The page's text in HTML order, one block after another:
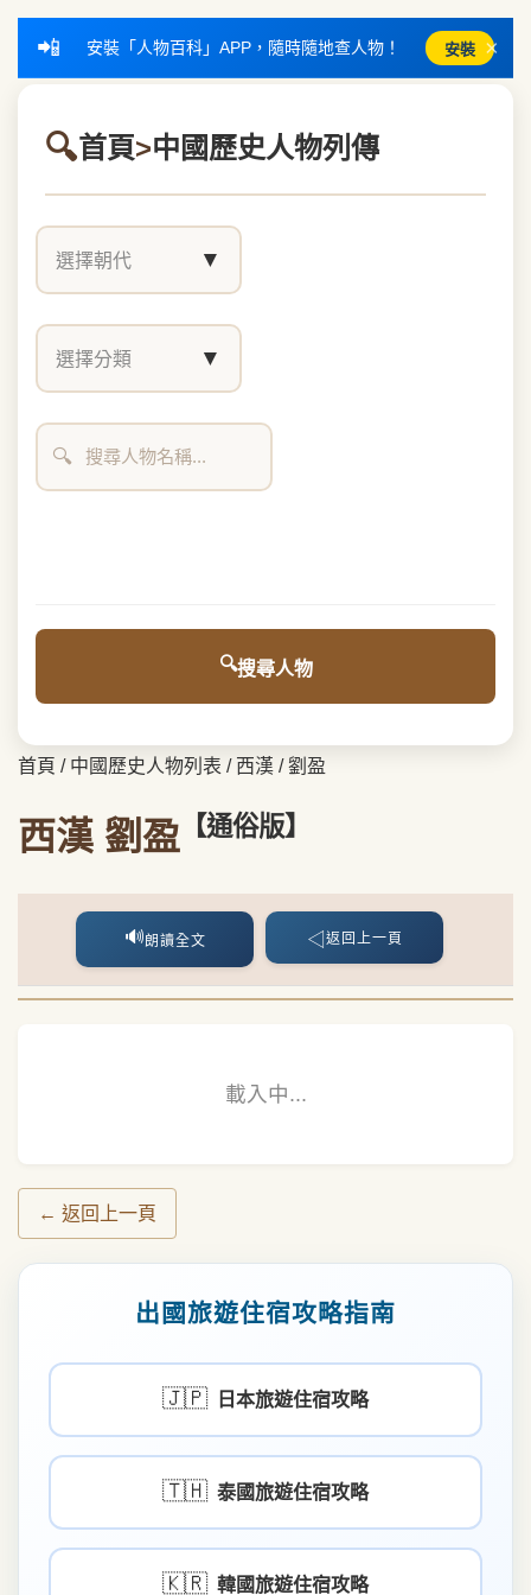
📲 安裝「人物百科」APP，隨時隨地查人物！ 安裝 ×
首頁>中國歷史人物列傳
選擇朝代 ▼
選擇分類 ▼
搜尋人物
首頁 / 中國歷史人物列表 / 西漢 / 劉盈
西漢 劉盈 【通俗版】
🔊朗讀全文 ◁ 返回上一頁
載入中...
← 返回上一頁
出國旅遊住宿攻略指南
🇯🇵 日本旅遊住宿攻略
🇹🇭 泰國旅遊住宿攻略
🇰🇷 韓國旅遊住宿攻略